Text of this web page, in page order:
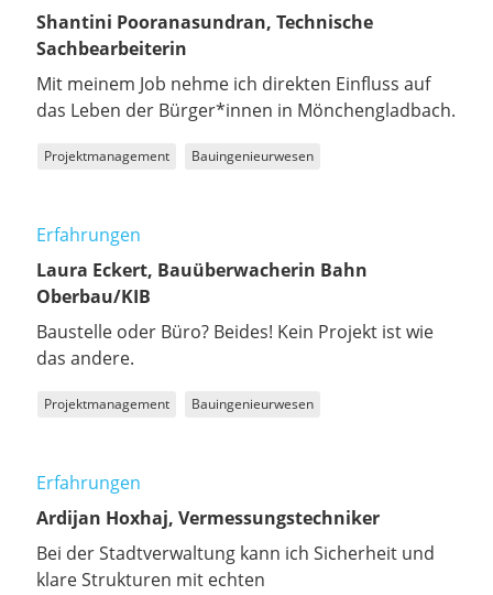
Shantini Pooranasundran, Technische
Sachbearbeiterin
Mit meinem Job nehme ich direkten Einfluss auf
das Leben der Bürger*innen in Mönchengladbach.
Projektmanagement Bauingenieurwesen
Erfahrungen
Laura Eckert, Bauüberwacherin Bahn
Oberbau/KIB
Baustelle oder Büro? Beides! Kein Projekt ist wie
das andere.
Projektmanagement Bauingenieurwesen
Erfahrungen
Ardijan Hoxhaj, Vermessungstechniker
Bei der Stadtverwaltung kann ich Sicherheit und
klare Strukturen mit echten